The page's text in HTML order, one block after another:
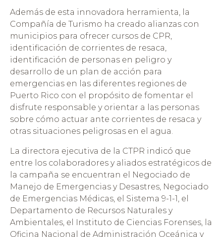
Además de esta innovadora herramienta, la
Compañía de Turismo ha creado alianzas con
municipios para ofrecer cursos de CPR,
identificación de corrientes de resaca,
identificación de personas en peligro y
desarrollo de un plan de acción para
emergencias en las diferentes regiones de
Puerto Rico con el propósito de fomentar el
disfrute responsable y orientar a las personas
sobre cómo actuar ante corrientes de resaca y
otras situaciones peligrosas en el agua.
La directora ejecutiva de la CTPR indicó que
entre los colaboradores y aliados estratégicos de
la campaña se encuentran el Negociado de
Manejo de Emergencias y Desastres, Negociado
de Emergencias Médicas, el Sistema 9-1-1, el
Departamento de Recursos Naturales y
Ambientales, el Instituto de Ciencias Forenses, la
Oficina Nacional de Administración Oceánica y